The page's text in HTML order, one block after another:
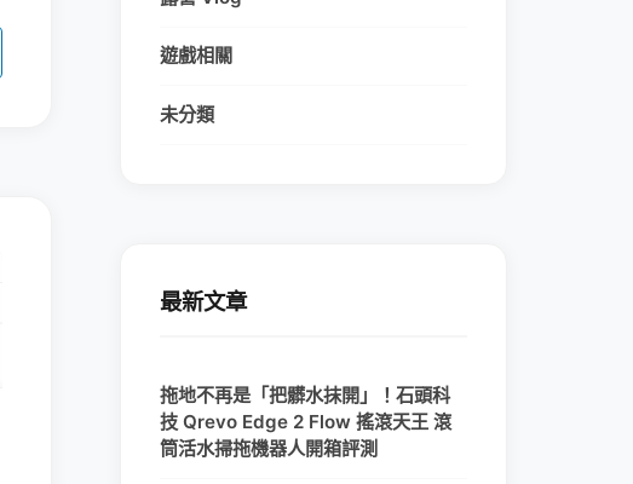
遊戲相關
未分類
最新文章
拖地不再是「把髒水抹開」！石頭科
技 Qrevo Edge 2 Flow 搖滾天王 滾
筒活水掃拖機器人開箱評測